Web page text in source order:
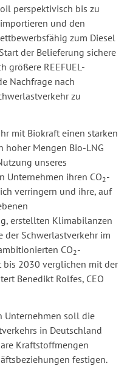
perspektivisch bis zu
und den
zum Diesel
der Belieferung sichere
größere REEFUEL-
Nachfrage nach
zu
mit Biokraft einen starken
hoher Mengen Bio-LNG
unseres
Unternehmen ihren CO2-
verringern und ihre, auf
erstellten Klimabilanzen
der Schwerlastverkehr im
CO2-
bis 2030 verglichen mit der
Benedikt Rolfes, CEO
Unternehmen soll die
in Deutschland
Kraftstoffmengen
festigen.